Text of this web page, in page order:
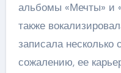
альбомы «Мечты» и
также
записала несколько
сожалению, ее